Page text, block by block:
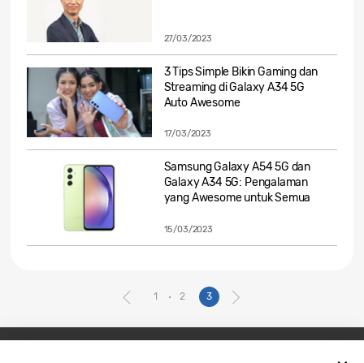
27/03/2023
3 Tips Simple Bikin Gaming dan
Streaming di Galaxy A34 5G
Auto Awesome
17/03/2023
Samsung Galaxy A54 5G dan
Galaxy A34 5G: Pengalaman
yang Awesome untuk Semua
15/03/2023
1 2 3